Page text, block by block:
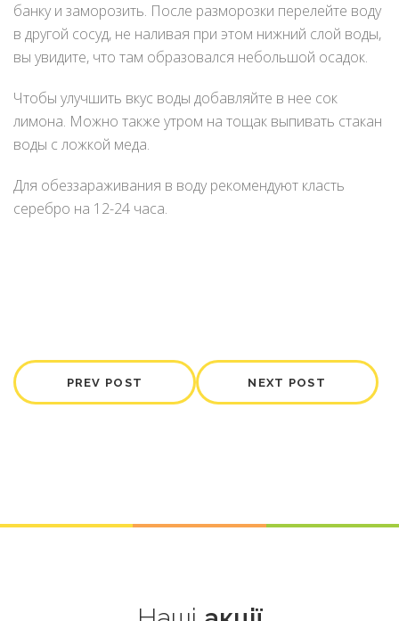
банку и заморозить. После разморозки перелейте воду
в другой сосуд, не наливая при этом нижний слой воды,
вы увидите, что там образовался небольшой осадок.
Чтобы улучшить вкус воды добавляйте в нее сок
лимона. Можно также утром на тощак выпивать стакан
воды с ложкой меда.
Для обеззараживания в воду рекомендуют класть
серебро на 12-24 часа.
PREV POST NEXT POST